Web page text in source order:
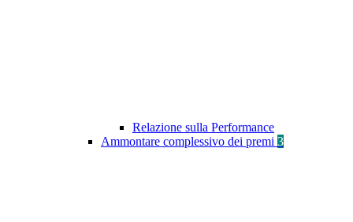
Relazione sulla Performance
Ammontare complessivo dei premi 3